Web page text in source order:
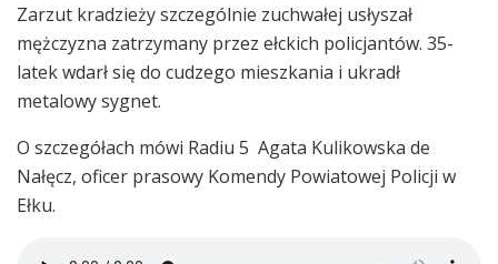
Zarzut kradzieży szczególnie zuchwałej usłyszał
mężczyzna zatrzymany przez ełckich policjantów. 35-
latek wdarł się do cudzego mieszkania i ukradł
metalowy sygnet.
O szczegółach mówi Radiu 5 Agata Kulikowska de
Nałęcz, oficer prasowy Komendy Powiatowej Policji w
Ełku.